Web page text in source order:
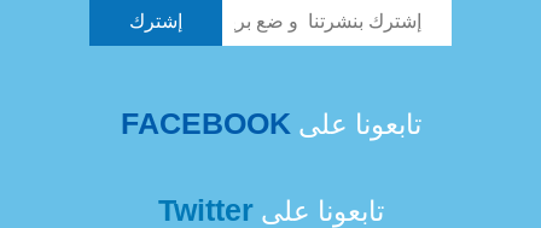
تابعونا على FACEBOOK
تابعونا علىTwitter